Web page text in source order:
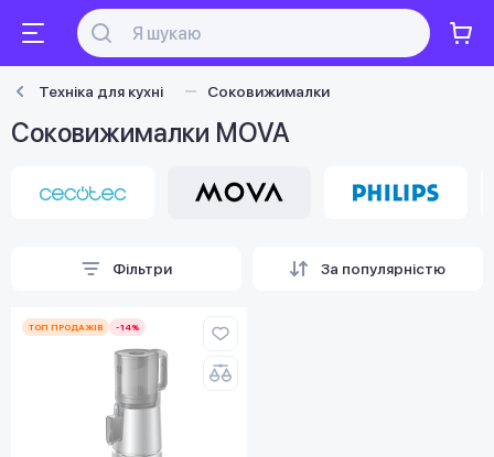
Техніка для кухні Соковижималки
Соковижималки MOVA
Фільтри За популярністю
ТОП ПРОДАЖІВ -14%